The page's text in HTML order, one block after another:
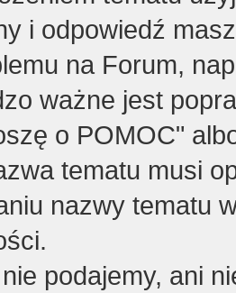
i odpowiedź
na Forum,
ważne jest
o POMOC"
tematu musi
nazwy tematu
podajemy, ani